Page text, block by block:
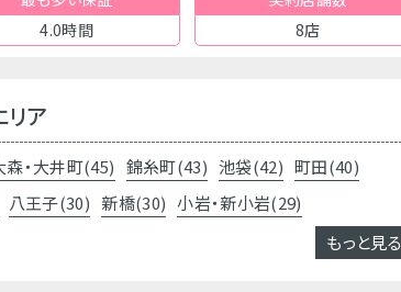
4.0時間
8店
ア
森・大井町(45) 錦糸町(43) 池袋(42) 町田(40)
八王子(30) 新橋(30) 小岩・新小岩(29)
もっと見る